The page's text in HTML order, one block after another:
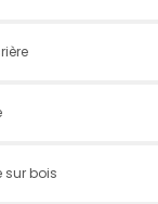
sur bois